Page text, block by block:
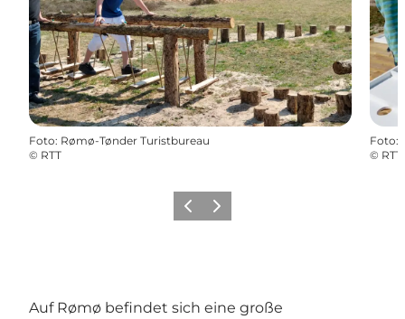
Foto: Rømø-Tønder Turistbureau
© RTT
Foto:
© RTT
ZurückWeiter
Auf Rømø befindet sich eine große